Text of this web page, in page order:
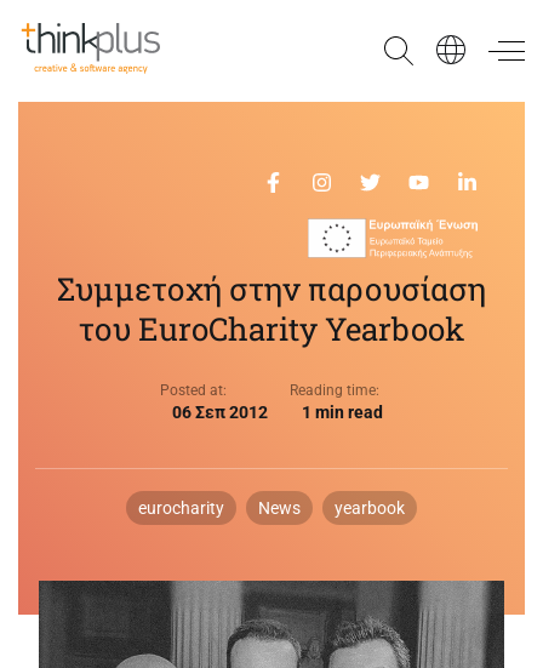
Think Plus
Συμμετοχή στην παρουσίαση
του EuroCharity Yearbook
Posted at:
06 Σεπ 2012
Reading time:
1 min read
eurocharity News yearbook